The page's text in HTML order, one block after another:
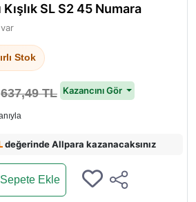
Kışlık SL S2 45 Numara
Stok
637,49 TL Kazancını Gör
değerinde Allpara kazanacaksınız
Sepete Ekle